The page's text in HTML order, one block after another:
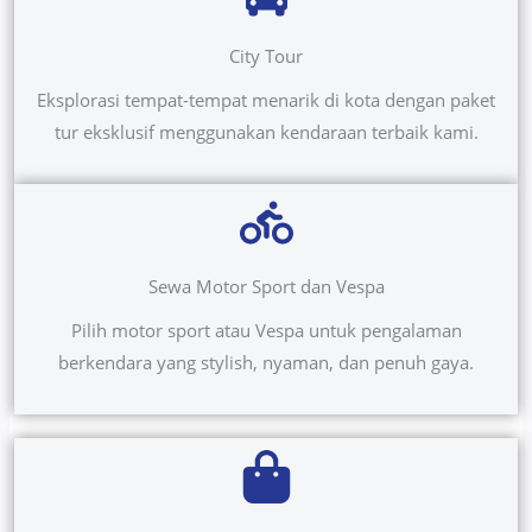
City Tour
Eksplorasi tempat-tempat menarik di kota dengan paket
tur eksklusif menggunakan kendaraan terbaik kami.
Sewa Motor Sport dan Vespa
Pilih motor sport atau Vespa untuk pengalaman
berkendara yang stylish, nyaman, dan penuh gaya.